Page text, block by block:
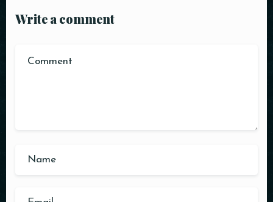
Write a comment